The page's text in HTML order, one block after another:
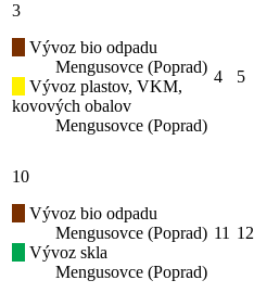
3
Vývoz bio odpadu
Mengusovce (Poprad)
Vývoz plastov, VKM,
kovových obalov
Mengusovce (Poprad)
4 5
10
Vývoz bio odpadu
Mengusovce (Poprad)
Vývoz skla
Mengusovce (Poprad)
11 12